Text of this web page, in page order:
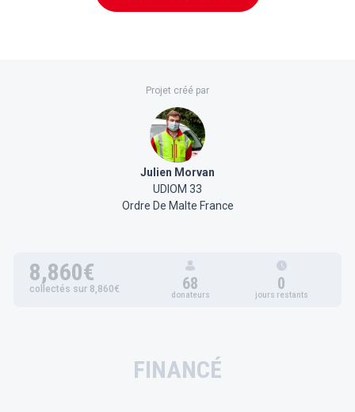
Projet créé par
Julien Morvan
UDIOM 33
Ordre De Malte France
68
donateurs
0
jours restants
8,860€
collectés sur 8,860€
FINANCÉ